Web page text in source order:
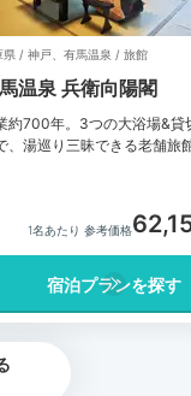
県 / 神戸、有馬温泉 / 旅館
温泉 兵衛向陽閣
約700年。3つの大浴場&貸
、湯巡り三昧できる老舗旅
1名あたり 参考価格
宿泊プランを探す